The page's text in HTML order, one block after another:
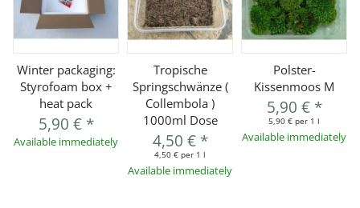
Winter packaging:
Styrofoam box +
heat pack
5,90 € *
Available immediately
Tropische
Springschwänze (
Collembola )
1000ml Dose
4,50 € *
4,50 € per 1 l
Available immediately
Polster-
Kissenmoos M
5,90 € *
5,90 € per 1 l
Available immediately